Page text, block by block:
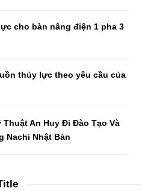
cho bàn nâng điện 1 pha 3
thủy lực theo yêu cầu của
Thuật An Huy Đi Đào Tạo Và
Nachi Nhật Bản